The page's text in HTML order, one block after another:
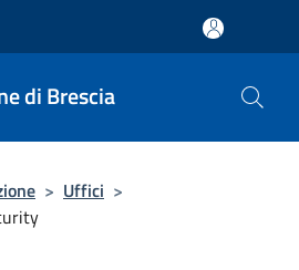
di Brescia
> Uffici >